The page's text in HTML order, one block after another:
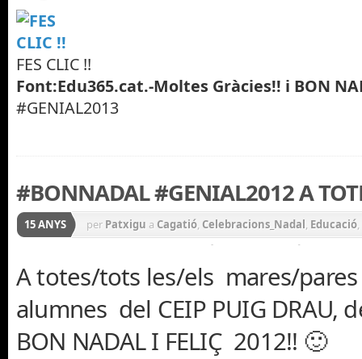
FES CLIC !!
Font:Edu365.cat.-Moltes Gràcies!! i BON
#GENIAL2013
#BONNADAL #GENIAL2012 A
15 ANYS per Patxigu a Cagatió Celebracions_Nadal Educació
Música Notícies
A totes/tots les/els mares/
alumnes del CEIP PUIG DRAU,
BON NADAL I FELIÇ 2012!! 🙂